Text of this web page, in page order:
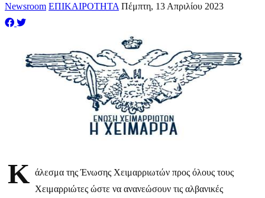
Newsroom ΕΠΙΚΑΙΡΟΤΗΤΑ Πέμπτη, 13 Απριλίου 2023
Κ άλεσμα της Ένωσης Χειμαρριωτών προς όλους τους
Χειμαρριώτες ώστε να ανανεώσουν τις αλβανικές